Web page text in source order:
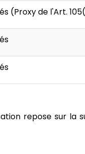
(Proxy de l'Art.
repose sur la